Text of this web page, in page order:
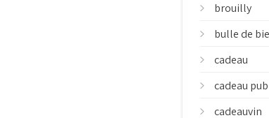
brouilly
bulle de
cadeau
cadeau
cadeauvin